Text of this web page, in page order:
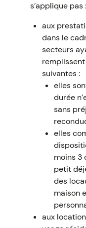
s’applique pas :
aux
dans le
secteurs
suivantes :
elles
durée
sans
elles
moins 3
petit
des
maison
aux